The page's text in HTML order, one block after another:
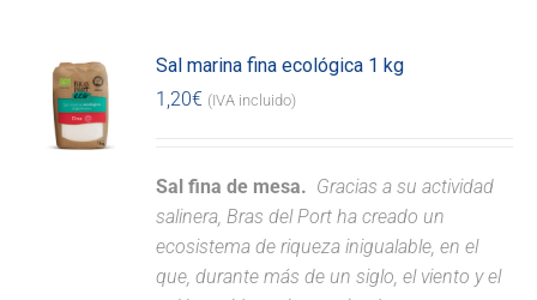
Sal marina fina ecológica 1 kg
1,20€ (IVA incluido)
Sal fina de mesa. Gracias a su actividad
salinera, Bras del Port ha creado un
ecosistema de riqueza inigualable, en el
que, durante más de un siglo, el viento y el